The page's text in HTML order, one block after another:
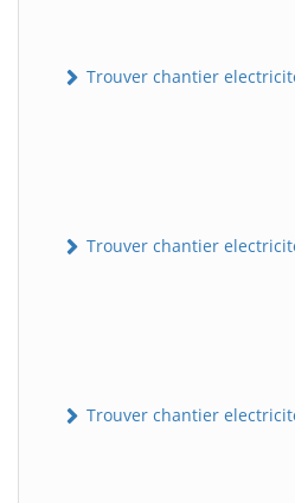
Trouver chantier
Trouver chantier
Trouver chantier